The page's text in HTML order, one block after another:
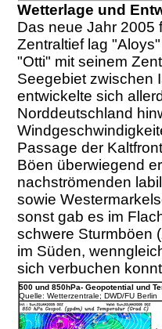
Wetterlage und
Das neue Jahr 2005
Zentraltief lag
"Otti" mit seinem
Seegebiet zwischen
entwickelte sich
Norddeutschland
Passage der
Böen überwiegend
nachströmenden
sowie
sonst gab es im
schwere Sturmböen
im Süden,
sich verbuchen
500 und 850hPa- Geopotential und
Quelle: Wetterzentrale; DWD/FU Berlin